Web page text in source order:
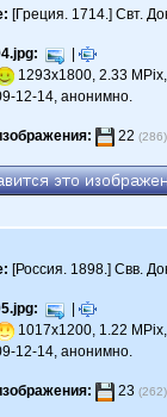
[Греция. 1714.] Свт.
|
1293x1800, 2.33
12-14, анонимно.
22(286)
[Россия. 1898.] Свв.
|
1017x1200, 1.22
12-14, анонимно.
23(262)